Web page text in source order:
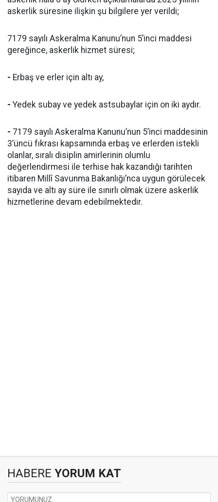
askerlik süresine ilişkin şu bilgilere yer verildi;
7179 sayılı Askeralma Kanunu’nun 5’inci maddesi
gereğince, askerlik hizmet süresi;
- Erbaş ve erler için altı ay,
- Yedek subay ve yedek astsubaylar için on iki aydır.
- 7179 sayılı Askeralma Kanunu’nun 5’inci maddesinin
3’üncü fıkrası kapsamında erbaş ve erlerden istekli
olanlar, sıralı disiplin amirlerinin olumlu
değerlendirmesi ile terhise hak kazandığı tarihten
itibaren Millî Savunma Bakanlığı’nca uygun görülecek
sayıda ve altı ay süre ile sınırlı olmak üzere askerlik
hizmetlerine devam edebilmektedir.
HABERE YORUM KAT